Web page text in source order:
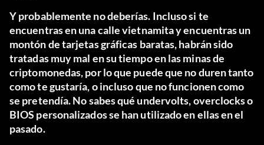
Y probablemente no deberías. Incluso si te
encuentras en una calle vietnamita y encuentras un
montón de tarjetas gráficas baratas, habrán sido
tratadas muy mal en su tiempo en las minas de
criptomonedas, por lo que puede que no duren tanto
como te gustaría, o incluso que no funcionen como
se pretendía. No sabes qué undervolts, overclocks o
BIOS personalizados se han utilizado en ellas en el
pasado.